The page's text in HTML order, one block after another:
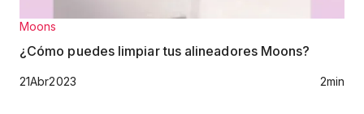
Moons
¿Cómo puedes limpiar tus alineadores Moons?
21Abr2023 2min